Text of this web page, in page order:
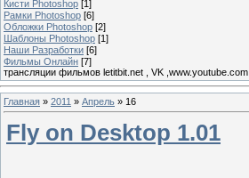
Кисти Photoshop [1]
Рамки Photoshop [6]
Обложки Photoshop [2]
Шаблоны Photoshop [1]
Наши Разработки [6]
Фильмы Онлайн [7]
трансляции фильмов letitbit.net , VK ,www.youtube.com
Главная » 2011 » Апрель » 16
Fly on Desktop 1.01